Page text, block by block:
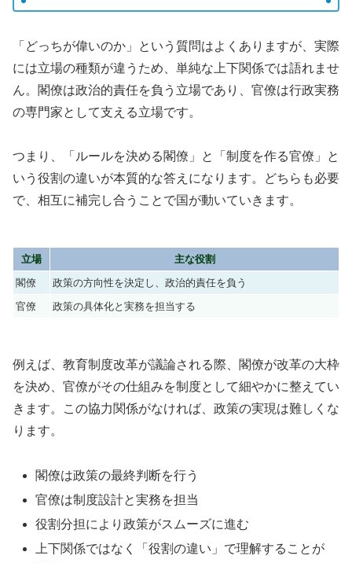
「どっちが偉いのか」という質問はよくありますが、実際
には立場の種類が違うため、単純な上下関係では語れませ
ん。閣僚は政治的責任を負う立場であり、官僚は行政実務
の専門家として支える立場です。
つまり、「ルールを決める閣僚」と「制度を作る官僚」と
いう役割の違いが本質的な答えになります。どちらも必要
で、相互に補完し合うことで国が動いていきます。
立場
主な役割
閣僚
政策の方向性を決定し、政治的責任を負う
官僚
政策の具体化と実務を担当する
例えば、教育制度改革が議論される際、閣僚が改革の大枠
を決め、官僚がその仕組みを制度として細やかに整えてい
きます。この協力関係がなければ、政策の実現は難しくな
ります。
閣僚は政策の最終判断を行う
官僚は制度設計と実務を担当
役割分担により政策がスムーズに進む
上下関係ではなく「役割の違い」で理解することが